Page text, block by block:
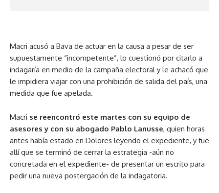
Macri acusó a Bava de actuar en la causa a pesar de ser
supuestamente “incompetente”, lo cuestionó por citarlo a
indagaría en medio de la campaña electoral y le achacó que
le impidiera viajar con una prohibición de salida del país, una
medida que fue apelada.
Macri se reencontró este martes con su equipo de
asesores y con su abogado Pablo Lanusse, quien horas
antes había estado en Dolores leyendo el expediente, y fue
allí que se terminó de cerrar la estrategia -aún no
concretada en el expediente- de presentar un escrito para
pedir una nueva postergación de la indagatoria.